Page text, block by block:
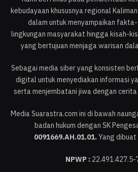
kebudayaan khususnya regional
dalam untuk menyampaikan
lingkungan masyarakat hingga kisah-
yang bertujuan menjaga warisan
Sebagai media siber yang konsisten
digital untuk menyediakan informasi
serta menjembatani jiwa dengan
Media Suarastra.com ini di bawah
badan hukum dengan SK
0091669.AH.01.01.Yang dibuat
NPWP :